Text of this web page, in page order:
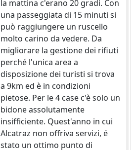
la mattina c'erano 20 gradi. Con
una passeggiata di 15 minuti si
può raggiungere un ruscello
molto carino da vedere. Da
migliorare la gestione dei rifiuti
perché l'unica area a
disposizione dei turisti si trova
a 9km ed è in condizioni
pietose. Per le 4 case c'è solo un
bidone assolutamente
insifficiente. Quest'anno in cui
Alcatraz non offriva servizi, é
stato un ottimo punto di